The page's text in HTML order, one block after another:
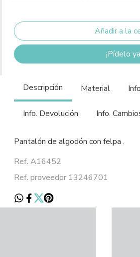
¡Pídelo
Descripción Material
Info. Devolución Info.
Pantalón de algodón con felpa .
Ref. A16452
Ref. proveedor 13246701